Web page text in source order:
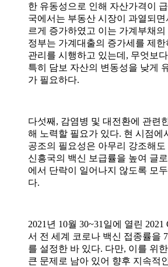
한 유동성으로 인해 자산가격이
국에서는 부동산 시장이 과열되
르게 증가하였고 이는 가계부채
정부는 가계대출의 증가세를 제
관리를 시행하고 있는데 , 무엇보
특히 담보 자산의 변동성을 낮게
가 필요하다.
다섯째 , 감염병 및 대전환에 관련
해 노력할 필요가 있다. 현 시점에
공조의 필요성은 아무리 강조해
신흥국의 백신 보급률을 높여 글
에서 단락이 일어나지 않도록 모
다.
2021 년 10월 30~31 일에 열린 2021
서 전 세계 코로나 백신 접종률을
를 설정한 바 있다. 다만, 이를 위
큰 문제로 남아 있어 향후 지속적